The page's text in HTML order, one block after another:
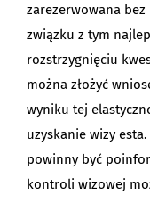
zarezerwowana bez
związku z tym
rozstrzygnięciu
można złożyć
wyniku tej
uzyskanie wizy
powinny być
kontroli wizowej